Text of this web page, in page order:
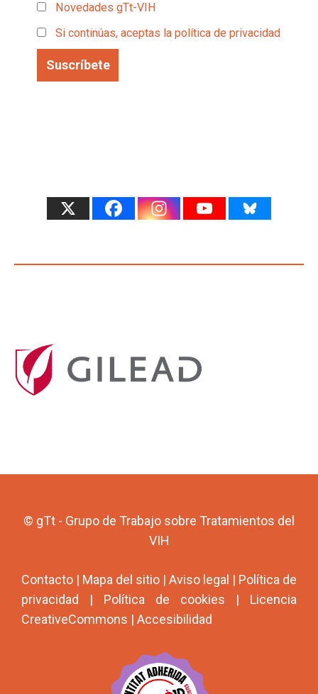
Novedades gTt-VIH
Si continúas, aceptas la política de privacidad
© gTt - Grupo de Trabajo sobre Tratamientos del
VIH
Contacto | Mapa del sitio | Aviso legal | Política de
privacidad | Política de cookies | Licencia
CreativeCommons | Accesibilidad